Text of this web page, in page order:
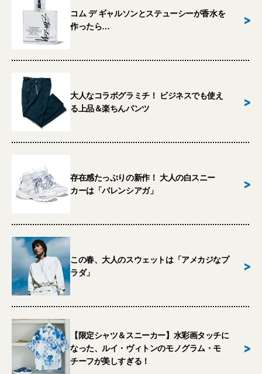
コム デ ギャルソンとステューシーが香水を
作ったら…
>
大人なコラボグラミチ！ ビジネスでも使え
る上品＆楽ちんパンツ
>
存在感たっぷりの新作！ 大人の白スニー
カーは「バレンシアガ」
>
この春、大人のスウェットは「アメカジなプ
ラダ」
>
【限定シャツ＆スニーカー】水彩画タッチに
なった、ルイ・ヴィトンのモノグラム・モ
チーフが美しすぎる！
>